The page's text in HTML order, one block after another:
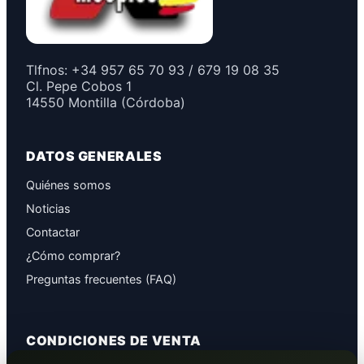
Tlfnos: +34 957 65 70 93 / 679 19 08 35
Cl. Pepe Cobos 1
14550 Montilla (Córdoba)
DATOS GENERALES
Quiénes somos
Noticias
Contactar
¿Cómo comprar?
Preguntas frecuentes (FAQ)
CONDICIONES DE VENTA